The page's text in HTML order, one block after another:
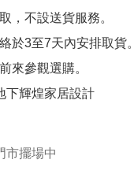
，不設送貨服務。
於3至7天內安排取貨。
來參觀選購。
下輝煌家居設計
市擺場中